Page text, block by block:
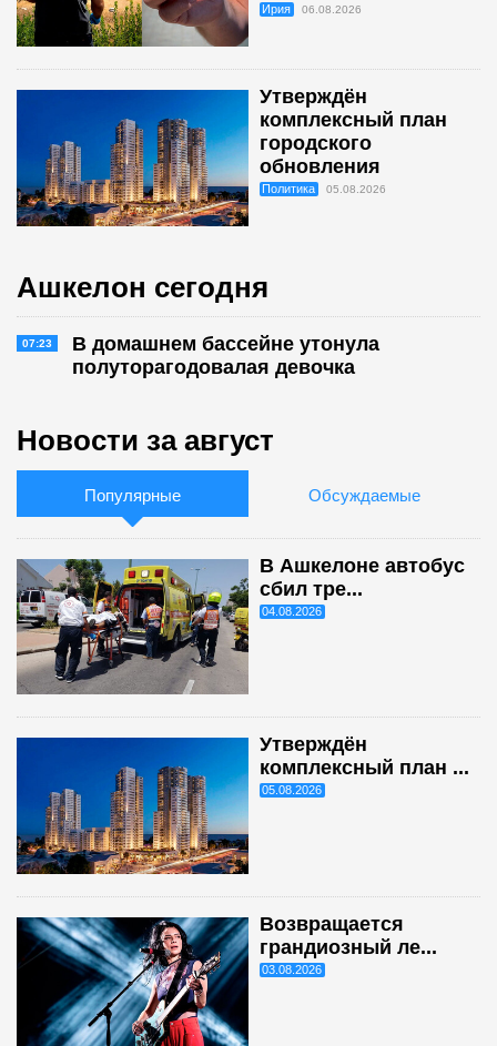
Ирия 06.08.2026
Утверждён
комплексный план
городского
обновления
Политика 05.08.2026
Ашкелон сегодня
07:23
В домашнем бассейне утонула
полуторагодовалая девочка
Новости за август
Популярные Обсуждаемые
В Ашкелоне автобус
сбил тре...
04.08.2026
Утверждён
комплексный план ...
05.08.2026
Возвращается
грандиозный ле...
03.08.2026